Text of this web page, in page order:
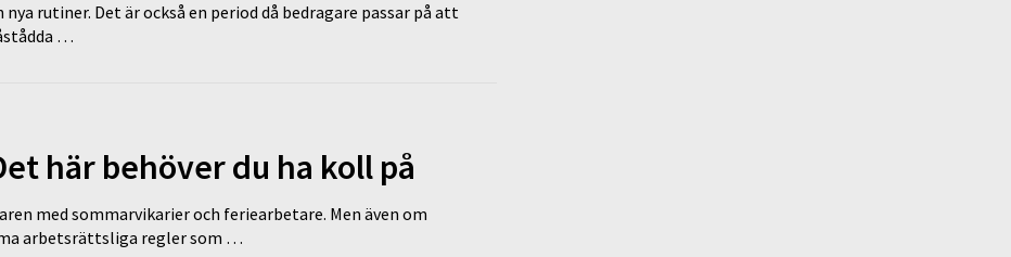
rutiner. Det är också en period då bedragare passar på att
…
här behöver du ha koll på
med sommarvikarier och feriearbetare. Men även om
arbetsrättsliga regler som …